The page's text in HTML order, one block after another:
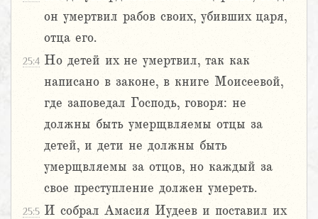
он умертвил рабов своих, убивших царя,
отца его.
25:4 Но детей их не умертвил, так как
написано в законе, в книге Моисеевой,
где заповедал Господь, говоря: не
должны быть умерщвляемы отцы за
детей, и дети не должны быть
умерщвляемы за отцов, но каждый за
свое преступление должен умереть.
25:5 И собрал Амасия Иудеев и поставил их